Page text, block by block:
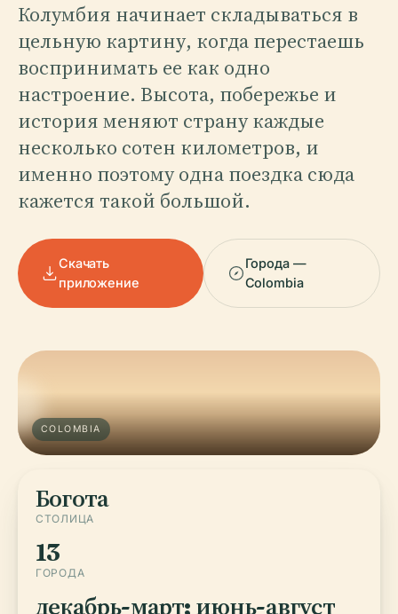
Колумбия начинает складываться в
цельную картину, когда перестаешь
воспринимать ее как одно
настроение. Высота, побережье и
история меняют страну каждые
несколько сотен километров, и
именно поэтому одна поездка сюда
кажется такой большой.
Скачать
приложение
Города —
Colombia
COLOMBIA
Богота
СТОЛИЦА
13
ГОРОДА
декабрь-март; июнь-август